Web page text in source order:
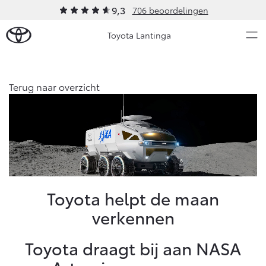
9,3 706 beoordelingen
Toyota Lantinga
Ons bedrijf
Contact en Route
Vacatures
Klantbeoordelingen
Aygo X
HYBRIDE
Vanaf € 23.750,-
Yaris
HYBRIDE
Vanaf € 27.195,-
Occasions
Diensten
Terug naar overzicht
Toyota helpt de maan
verkennen
Toyota draagt bij aan NASA